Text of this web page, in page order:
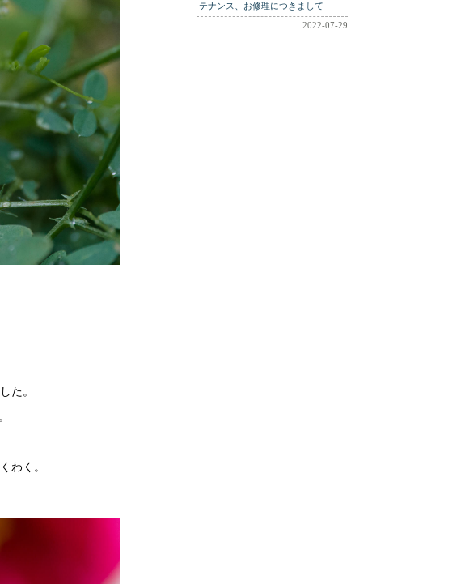
た。
わく。
テナンス、お修理につきまして
2022-07-29